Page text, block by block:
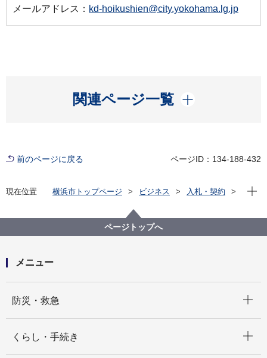
メールアドレス： kd-hoikushien@city.yokohama.lg.jp
関連ページ一覧
開く
前のページに戻る ページID：134-188-432
現在位置 横浜市トップページ ビジネス
入札・契約
市立保育所調理業務委託（井土ケ谷保育園）
現在
ページトップへ
メニュー
防災・救急
くらし・手続き